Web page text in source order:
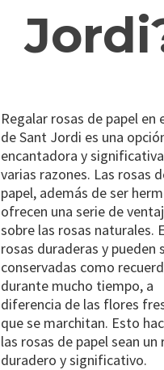
Regalar rosas de papel en
de Sant Jordi es una
encantadora y
varias razones. Las rosas
papel, además de ser
ofrecen una serie de
sobre las rosas naturales.
rosas duraderas y pueden
conservadas como
durante mucho tiempo, a
diferencia de las flores
que se marchitan. Esto
las rosas de papel sean un
duradero y significativo.